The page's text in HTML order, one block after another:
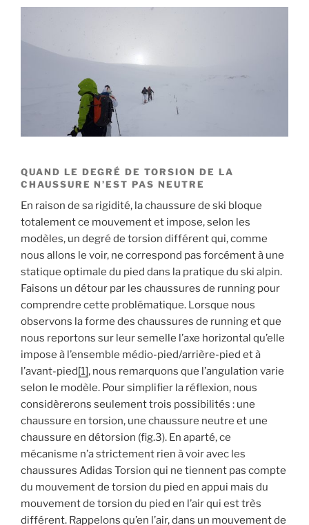
QUAND LE DEGRÉ DE TORSION DE LA
CHAUSSURE N’EST PAS NEUTRE
En raison de sa rigidité, la chaussure de ski bloque
totalement ce mouvement et impose, selon les
modèles, un degré de torsion différent qui, comme
nous allons le voir, ne correspond pas forcément à une
statique optimale du pied dans la pratique du ski alpin.
Faisons un détour par les chaussures de running pour
comprendre cette problématique. Lorsque nous
observons la forme des chaussures de running et que
nous reportons sur leur semelle l’axe horizontal qu’elle
impose à l’ensemble médio-pied/arrière-pied et à
l’avant-pied[1], nous remarquons que l’angulation varie
selon le modèle. Pour simplifier la réflexion, nous
considèrerons seulement trois possibilités : une
chaussure en torsion, une chaussure neutre et une
chaussure en détorsion (fig.3). En aparté, ce
mécanisme n’a strictement rien à voir avec les
chaussures Adidas Torsion qui ne tiennent pas compte
du mouvement de torsion du pied en appui mais du
mouvement de torsion du pied en l’air qui est très
différent. Rappelons qu’en l’air, dans un mouvement de